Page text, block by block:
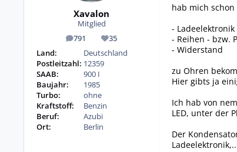
Xavalon
Mitglied
791
Beiträge 35
Reputation
Land:
Deutschland
Postleitzahl: 12359
SAAB:
900 I
Baujahr:
1985
Turbo:
ohne
Kraftstoff:
Benzin
Beruf:
Azubi
Ort:
Berlin
hab mich
- Ladeelektronik
- Reihen - bzw.
- Widerstand
zu Ohren
Hier gibts ja
Ich hab von
LED, unter der
Der